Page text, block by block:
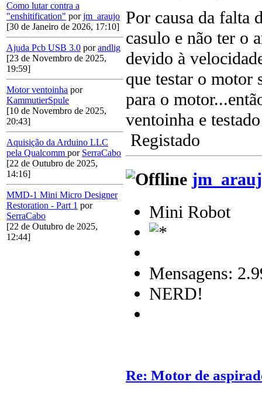
Como lutar contra a
"enshitification" porjm_araujo
[30 de Janeiro de 2026, 17:10]
Ajuda Pcb USB 3.0 porandlig
[23 de Novembro de 2025,
19:59]
Motor ventoinha por
KammutierSpule
[10 de Novembro de 2025,
20:43]
Aquisição da Arduino LLC
pela Qualcomm por SerraCabo
[22 de Outubro de 2025,
14:16]
MMD-1 Mini Micro Designer
Restoration - Part 1 por
SerraCabo
[22 de Outubro de 2025,
12:44]
Por causa da falta
casulo e não ter o
devido à
que testar o motor
para o
ventoinha e
Registado
Mini Robot
Mensagens:
NERD!
Re: Motor de